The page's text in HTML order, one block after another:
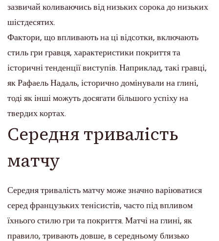
зазвичай коливаючись від низьких сорока до низьких
шістдесятих.
Фактори, що впливають на ці відсотки, включають
стиль гри гравця, характеристики покриття та
історичні тенденції виступів. Наприклад, такі гравці,
як Рафаель Надаль, історично домінували на глині,
тоді як інші можуть досягати більшого успіху на
твердих кортах.
Середня тривалість
матчу
Середня тривалість матчу може значно варіюватися
серед французьких тенісистів, часто під впливом
їхнього стилю гри та покриття. Матчі на глині, як
правило, тривають довше, в середньому близько